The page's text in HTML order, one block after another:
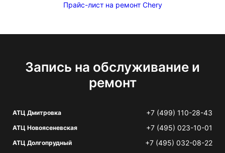
Прайс-лист на ремонт Chery
Запись на обслуживание и
ремонт
АТЦ Дмитровка +7 (499) 110-28-43
АТЦ Новоясеневская +7 (495) 023-10-01
АТЦ Долгопрудный +7 (495) 032-08-22